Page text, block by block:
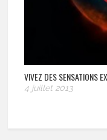
VIVEZ DES SENSATIONS
4 juillet 2013